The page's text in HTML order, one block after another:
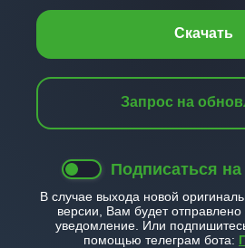
Скачать
Запрос на
Подписаться
В случае выхода новой
версии, Вам будет
уведомление. Или
помощью телеграм бота: